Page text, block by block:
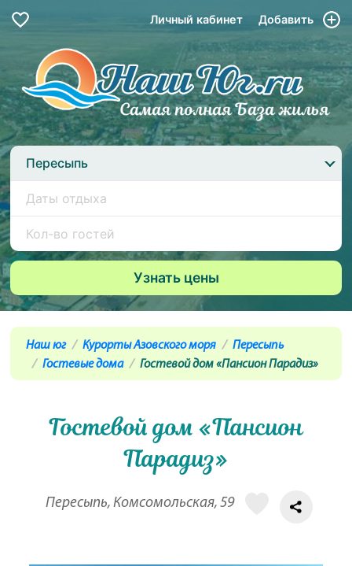
Личный кабинет Добавить
Пересыпь
Наш юг Курорты Азовского моря
Пересыпь
Гостевые дома
Гостевой дом «Пансион Парадиз»
Гостевой дом «Пансион
Парадиз»
Пересыпь, Комсомольская, 59